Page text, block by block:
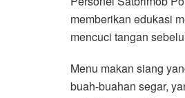
memberikan edukasi
mencuci tangan
Menu makan siang
buah-buahan segar,